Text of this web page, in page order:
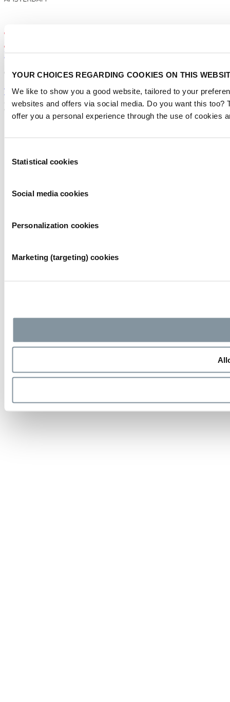
YOUR CHOICES REGARDING COOKIES ON THIS
We like to show you a good website, tailored to your
websites and offers via social media. Do you want this
offer you a personal experience through the use of cookies
Selection
Statistical cookies
Social media cookies
Personalization cookies
Marketing (targeting) cookies
Privacyverklaring
Cookie settings
Terms of use
2026
©